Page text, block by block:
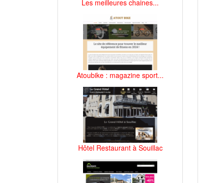
Les meilleures chaines...
Atoubike : magazine sport...
Hôtel Restaurant à Souillac